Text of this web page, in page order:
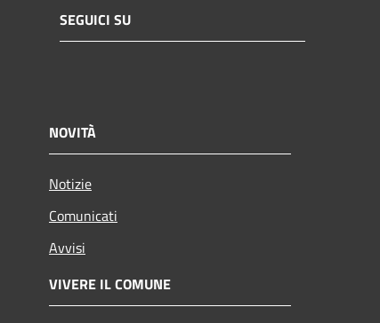
SEGUICI SU
NOVITÀ
Notizie
Comunicati
Avvisi
VIVERE IL COMUNE